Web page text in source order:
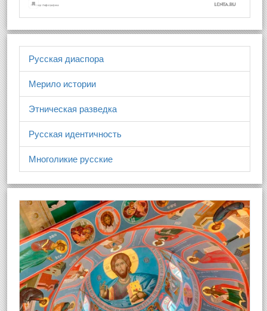
Русская диаспора
Мерило истории
Этническая разведка
Русская идентичность
Многоликие русские